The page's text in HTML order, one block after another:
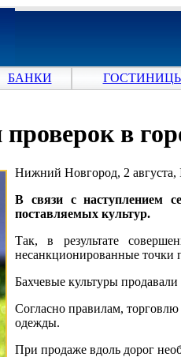
БАНКИ
проверок в
Нижний Новгород, 2
В связи с наступлением
поставляемых культур.
Так, в результате
несанкционированные точки
Бахчевые культуры
Согласно правилам,
одежды.
При продаже вдоль дорог